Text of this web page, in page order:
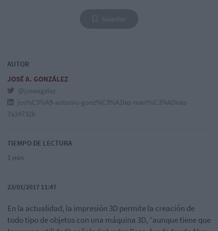
AUTOR
JOSÉ A. GONZÁLEZ
@joseagzlez
jos%C3%A9-antonio-gonz%C3%A1lez-mart%C3%ADnez-
7a24732b
TIEMPO DE LECTURA
1 min
23/01/2017 11:47
En la actualidad, la impresión 3D permite la creación de
todo tipo de objetos con una máquina 3D, “aunque tiene que